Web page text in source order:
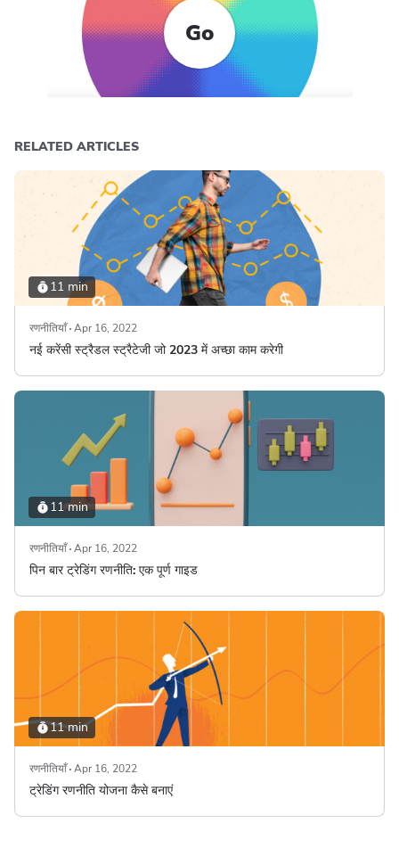
Go
RELATED ARTICLES
11 min
रणनीतियाँ Apr 16, 2022
नई करेंसी स्ट्रैडल स्ट्रैटेजी जो 2023 में अच्छा काम करेगी
11 min
रणनीतियाँ Apr 16, 2022
पिन बार ट्रेडिंग रणनीति: एक पूर्ण गाइड
11 min
रणनीतियाँ Apr 16, 2022
ट्रेडिंग रणनीति योजना कैसे बनाएं